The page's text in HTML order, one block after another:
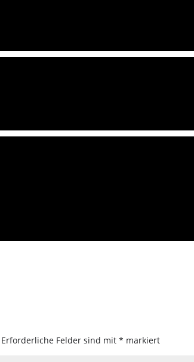
Erforderliche Felder sind mit* markiert